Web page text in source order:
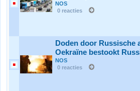
NOS
0 reacties
Doden door Russische
Oekraïne bestookt
NOS
0 reacties